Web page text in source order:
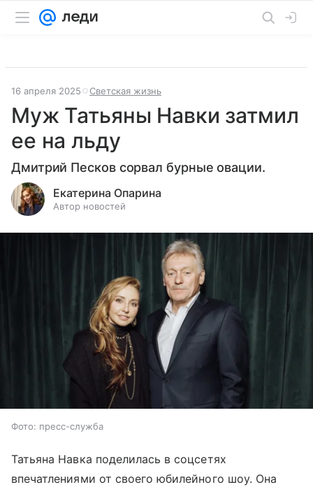
16 апреля 2025 Светская жизнь
Муж Татьяны Навки затмил
ее на льду
Дмитрий Песков сорвал бурные овации.
Екатерина Опарина
Автор новостей
Фото: пресс-служба
Татьяна Навка поделилась в соцсетях
впечатлениями от своего юбилейного шоу. Она